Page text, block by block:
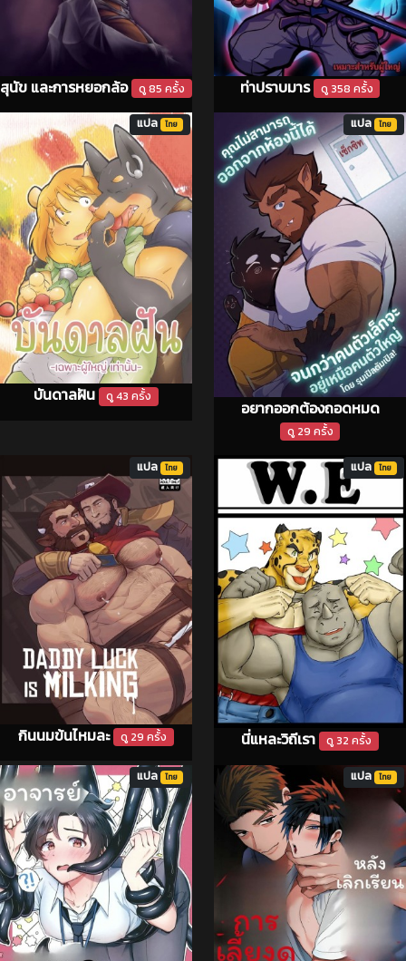
สุนัข และการหยอกล้อ ดู 85 ครั้ง ท่าปราบมาร ดู 358 ครั้ง
บันดาลฝัน ดู 43 ครั้ง
แปล ไทย
อยากออกต้องถอดหมด
ดู 29 ครั้ง
แปล ไทย
กินนมข้นไหมละ ดู 29 ครั้ง
แปล ไทย
นี่แหละวิถีเรา ดู 32 ครั้ง
แปล ไทย
แปล ไทย แปล ไทย